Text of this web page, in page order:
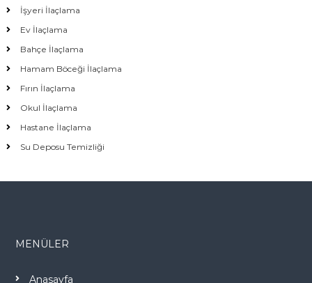
İşyeri İlaçlama
Ev İlaçlama
Bahçe İlaçlama
Hamam Böceği İlaçlama
Fırın İlaçlama
Okul İlaçlama
Hastane İlaçlama
Su Deposu Temizliği
MENÜLER
Anasayfa